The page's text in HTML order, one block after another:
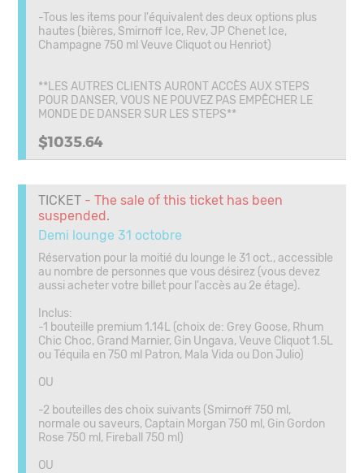
-Tous les items pour l'équivalent des deux options plus
hautes (bières, Smirnoff Ice, Rev, JP Chenet Ice,
Champagne 750 ml Veuve Cliquot ou Henriot)
**LES AUTRES CLIENTS AURONT ACCÈS AUX STEPS
POUR DANSER, VOUS NE POUVEZ PAS EMPÊCHER LE
MONDE DE DANSER SUR LES STEPS**
$1035.64
TICKET - The sale of this ticket has been
suspended.
Demi lounge 31 octobre
Réservation pour la moitié du lounge le 31 oct., accessible
au nombre de personnes que vous désirez (vous devez
aussi acheter votre billet pour l'accès au 2e étage).
Inclus:
-1 bouteille premium 1.14L (choix de: Grey Goose, Rhum
Chic Choc, Grand Marnier, Gin Ungava, Veuve Cliquot 1.5L
ou Téquila en 750 ml Patron, Mala Vida ou Don Julio)
OU
-2 bouteilles des choix suivants (Smirnoff 750 ml,
normale ou saveurs, Captain Morgan 750 ml, Gin Gordon
Rose 750 ml, Fireball 750 ml)
OU